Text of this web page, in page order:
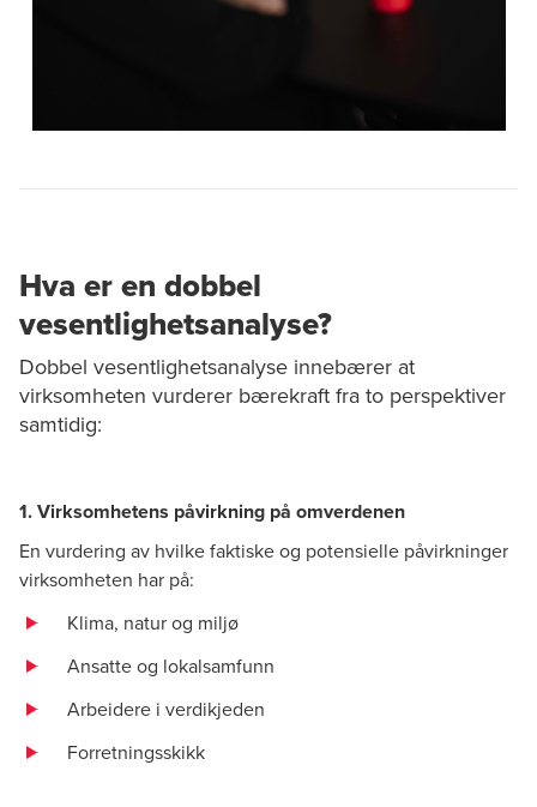
Hva er en dobbel
vesentlighetsanalyse?
Dobbel vesentlighetsanalyse innebærer at
virksomheten vurderer bærekraft fra to perspektiver
samtidig:
1. Virksomhetens påvirkning på omverdenen
En vurdering av hvilke faktiske og potensielle påvirkninger
virksomheten har på:
Klima, natur og miljø
Ansatte og lokalsamfunn
Arbeidere i verdikjeden
Forretningsskikk